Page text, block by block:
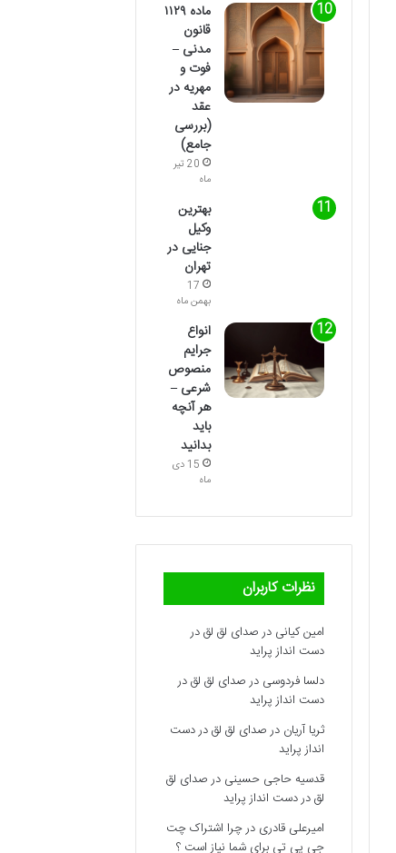
ماده ۱۱۲۹
قانون
مدنی –
فوت و
مهریه در
عقد
(بررسی
جامع)
20 تیر
ماه
بهترین
وکیل
جنایی در
تهران
17
بهمن ماه
انواع
جرایم
منصوص
شرعی –
هر آنچه
باید
بدانید
15 دی
ماه
نظرات کاربران
امین کیانی درصدای لق لق در
دست انداز پراید
دلسا فردوسی درصدای لق لق در
دست انداز پراید
ثریا آریان درصدای لق لق در دست
انداز پراید
قدسیه حاجی حسینی درصدای لق
لق در دست انداز پراید
امیرعلی قادری درچرا اشتراک چت
جی پی تی برای شما نیاز است ؟